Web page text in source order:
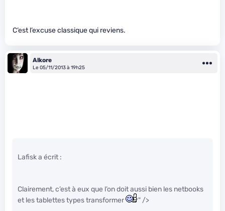
C’est l’excuse classique qui reviens.
Alkore
Le 05/11/2013 à 19h25
Lafisk a écrit :
Clairement, c’est à eux que l’on doit aussi bien les netbooks
et les tablettes types transformer
" />